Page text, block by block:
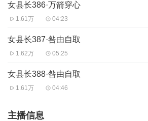
女县长386·万箭穿心
1.61万 04:23
女县长387·咎由自取
1.62万 05:25
女县长388·咎由自取
1.61万 04:46
主播信息